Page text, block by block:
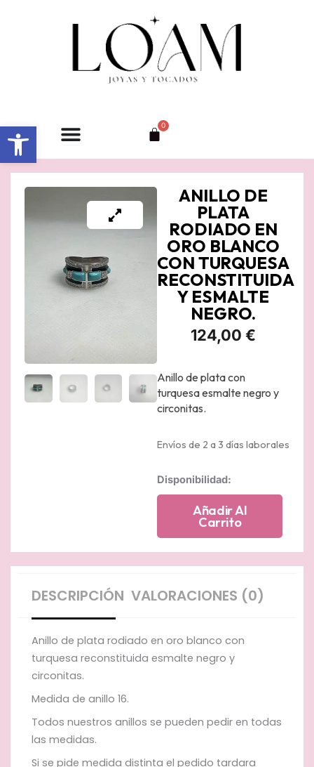
Abrir barra de herramientas 0
Carrito
ANILLO DE
PLATA
RODIADO EN
ORO BLANCO
CON TURQUESA
RECONSTITUIDA
Y ESMALTE
NEGRO.
124,00 €
Anillo de plata con
turquesa esmalte negro y
circonitas.
Envíos de 2 a 3 días laborales
Disponibilidad:
Anillo
en
turquesa
reconstituida
negro.
cantidad
Añadir Al
Carrito
DESCRIPCIÓN VALORACIONES (0)
Anillo de plata rodiado en oro blanco con
turquesa reconstituida esmalte negro y
circonitas.
Medida de anillo 16.
Todos nuestros anillos se pueden pedir en todas
las medidas.
Si se pide medida distinta el pedido tardara